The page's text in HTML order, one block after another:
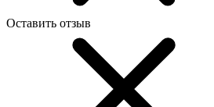
Оставить отзыв